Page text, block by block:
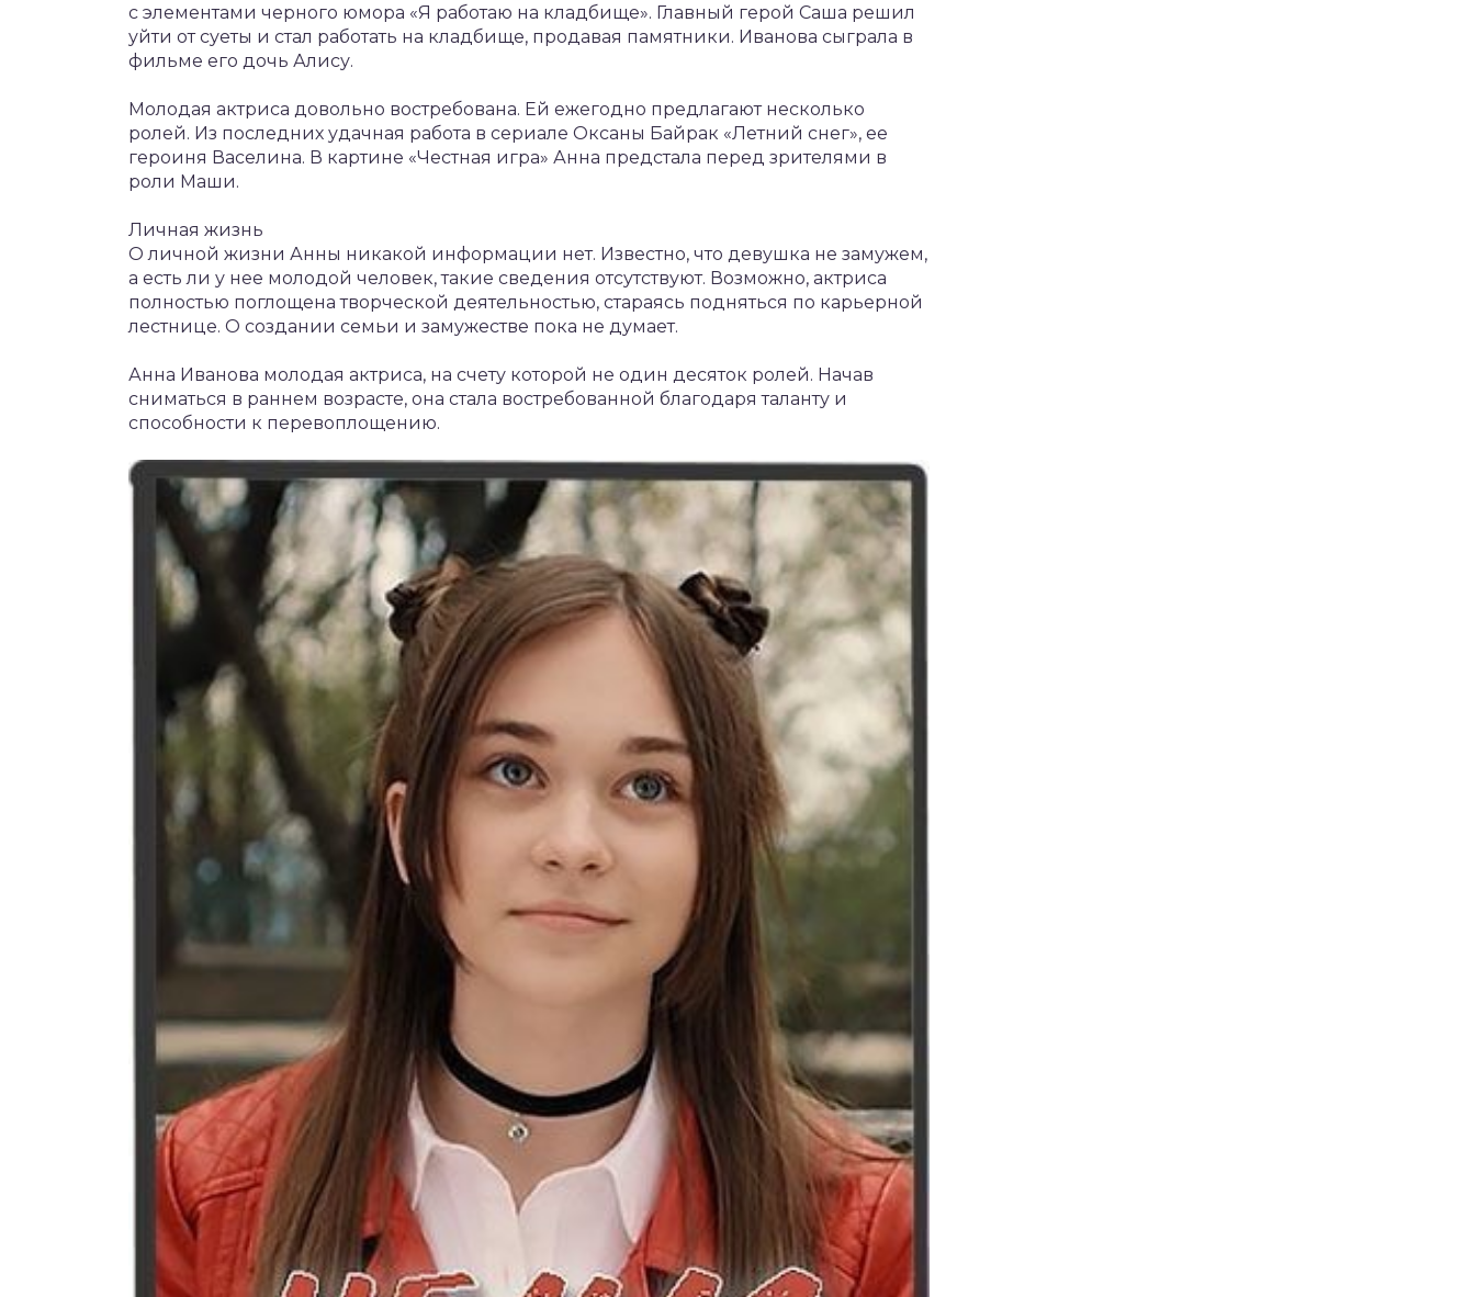
с элементами черного юмора «Я работаю на кладбище». Главный герой Саша решил
уйти от суеты и стал работать на кладбище, продавая памятники. Иванова сыграла в
фильме его дочь Алису.
Молодая актриса довольно востребована. Ей ежегодно предлагают несколько
ролей. Из последних удачная работа в сериале Оксаны Байрак «Летний снег», ее
героиня Васелина. В картине «Честная игра» Анна предстала перед зрителями в
роли Маши.
Личная жизнь
О личной жизни Анны никакой информации нет. Известно, что девушка не замужем,
а есть ли у нее молодой человек, такие сведения отсутствуют. Возможно, актриса
полностью поглощена творческой деятельностью, стараясь подняться по карьерной
лестнице. О создании семьи и замужестве пока не думает.
Анна Иванова молодая актриса, на счету которой не один десяток ролей. Начав
сниматься в раннем возрасте, она стала востребованной благодаря таланту и
способности к перевоплощению.